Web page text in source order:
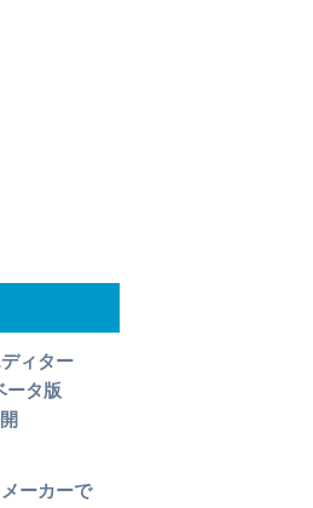
ィター
ータ版
ーカーで